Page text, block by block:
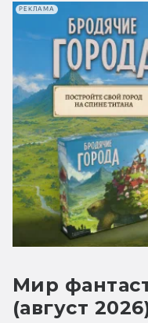
РЕКЛАМА
Мир
(август